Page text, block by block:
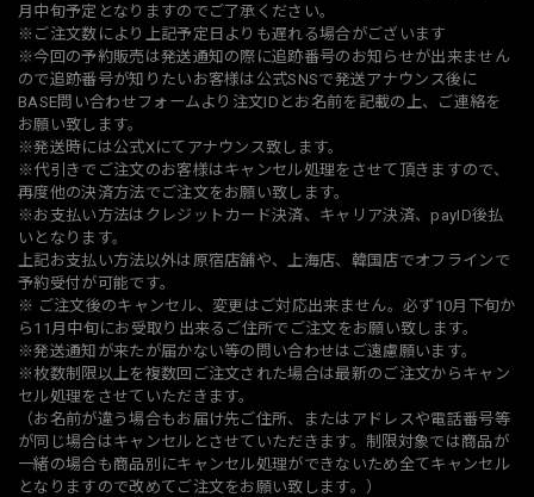
月中旬予定となりますのでご了承ください。
※ご注文数により上記予定日よりも遅れる場合がございます
※今回の予約販売は発送通知の際に追跡番号のお知らせが出来ません
ので追跡番号が知りたいお客様は公式SNSで発送アナウンス後に
BASE問い合わせフォームより注文IDとお名前を記載の上、ご連絡を
お願い致します。
※発送時には公式Xにてアナウンス致します。
※代引きでご注文のお客様はキャンセル処理をさせて頂きますので、
再度他の決済方法でご注文をお願い致します。
※お支払い方法はクレジットカード決済、キャリア決済、payID後払
いとなります。
上記お支払い方法以外は原宿店舗や、上海店、韓国店でオフラインで
予約受付が可能です。
※ ご注文後のキャンセル、変更はご対応出来ません。必ず10月下旬か
ら11月中旬にお受取り出来るご住所でご注文をお願い致します。
※発送通知が来たが届かない等の問い合わせはご遠慮願います。
※枚数制限以上を複数回ご注文された場合は最新のご注文からキャン
セル処理をさせていただきます。
（お名前が違う場合もお届け先ご住所、またはアドレスや電話番号等
が同じ場合はキャンセルとさせていただきます。制限対象では商品が
一緒の場合も商品別にキャンセル処理ができないため全てキャンセル
となりますので改めてご注文をお願い致します。）